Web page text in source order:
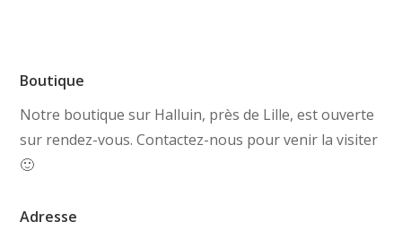
Boutique
Notre boutique sur Halluin, près de Lille, est ouverte
sur rendez-vous. Contactez-nous pour venir la visiter
🙂
Adresse